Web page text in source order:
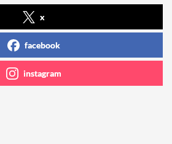
x
facebook
instagram